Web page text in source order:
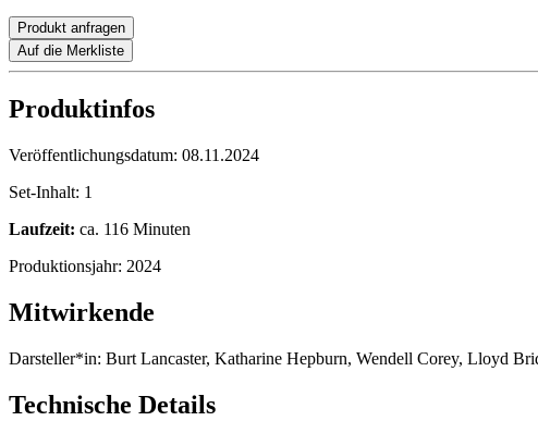
Produkt anfragen
Auf die Merkliste
Produktinfos
Veröffentlichungsdatum: 08.11.2024
Set-Inhalt: 1
Laufzeit: ca. 116 Minuten
Produktionsjahr: 2024
Mitwirkende
Darsteller*in: Burt Lancaster, Katharine Hepburn, Wendell Corey, Lloyd
Technische Details